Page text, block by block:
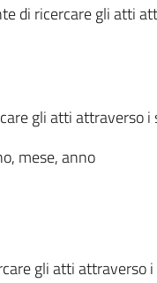
di ricercare gli atti
gli atti attraverso
mese, anno
gli atti attraverso